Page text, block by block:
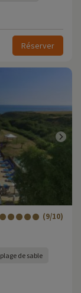
Réserver
(9/10)
de sable